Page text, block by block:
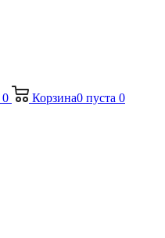
0 Корзина0 пуста 0